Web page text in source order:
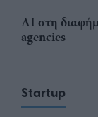
AI στη
agencies
Startup